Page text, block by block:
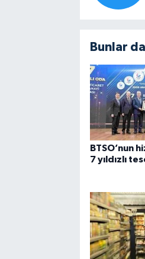
Bunlar
BTSO’nun
7 yıldızlı